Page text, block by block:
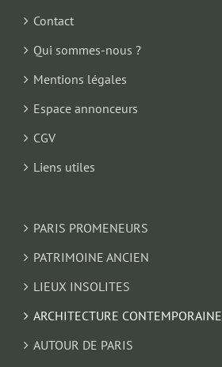
Contact
Qui sommes-nous ?
Mentions légales
Espace annonceurs
CGV
Liens utiles
PARIS PROMENEURS
PATRIMOINE ANCIEN
LIEUX INSOLITES
ARCHITECTURE CONTEMPORAINE
AUTOUR DE PARIS